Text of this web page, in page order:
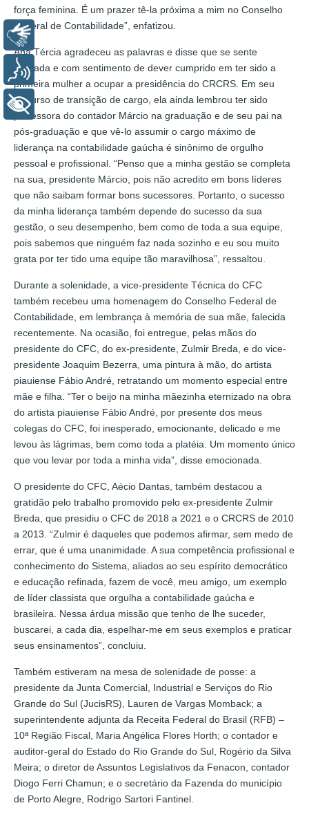
força feminina. É um prazer tê-la próxima a mim no Conselho
Federal de Contabilidade”, enfatizou.
Ana Tércia agradeceu as palavras e disse que se sente
honrada e com sentimento de dever cumprido em ter sido a
primeira mulher a ocupar a presidência do CRCRS. Em seu
discurso de transição de cargo, ela ainda lembrou ter sido
professora do contador Márcio na graduação e de seu pai na
pós-graduação e que vê-lo assumir o cargo máximo de
liderança na contabilidade gaúcha é sinônimo de orgulho
pessoal e profissional. “Penso que a minha gestão se completa
na sua, presidente Márcio, pois não acredito em bons líderes
que não saibam formar bons sucessores. Portanto, o sucesso
da minha liderança também depende do sucesso da sua
gestão, o seu desempenho, bem como de toda a sua equipe,
pois sabemos que ninguém faz nada sozinho e eu sou muito
grata por ter tido uma equipe tão maravilhosa”, ressaltou.
Durante a solenidade, a vice-presidente Técnica do CFC
também recebeu uma homenagem do Conselho Federal de
Contabilidade, em lembrança à memória de sua mãe, falecida
recentemente. Na ocasião, foi entregue, pelas mãos do
presidente do CFC, do ex-presidente, Zulmir Breda, e do vice-
presidente Joaquim Bezerra, uma pintura à mão, do artista
piauiense Fábio André, retratando um momento especial entre
mãe e filha. “Ter o beijo na minha mãezinha eternizado na obra
do artista piauiense Fábio André, por presente dos meus
colegas do CFC, foi inesperado, emocionante, delicado e me
levou às lágrimas, bem como toda a platéia. Um momento único
que vou levar por toda a minha vida”, disse emocionada.
O presidente do CFC, Aécio Dantas, também destacou a
gratidão pelo trabalho promovido pelo ex-presidente Zulmir
Breda, que presidiu o CFC de 2018 a 2021 e o CRCRS de 2010
a 2013. “Zulmir é daqueles que podemos afirmar, sem medo de
errar, que é uma unanimidade. A sua competência profissional e
conhecimento do Sistema, aliados ao seu espírito democrático
e educação refinada, fazem de você, meu amigo, um exemplo
de líder classista que orgulha a contabilidade gaúcha e
brasileira. Nessa árdua missão que tenho de lhe suceder,
buscarei, a cada dia, espelhar-me em seus exemplos e praticar
seus ensinamentos”, concluiu.
Também estiveram na mesa de solenidade de posse: a
presidente da Junta Comercial, Industrial e Serviços do Rio
Grande do Sul (JucisRS), Lauren de Vargas Momback; a
superintendente adjunta da Receita Federal do Brasil (RFB) –
10ª Região Fiscal, Maria Angélica Flores Horth; o contador e
auditor-geral do Estado do Rio Grande do Sul, Rogério da Silva
Meira; o diretor de Assuntos Legislativos da Fenacon, contador
Diogo Ferri Chamun; e o secretário da Fazenda do município
de Porto Alegre, Rodrigo Sartori Fantinel.
Voz
+ Acessibilidade